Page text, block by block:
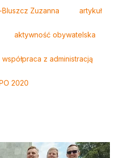
Zuzanna artykuł
aktywność obywatelska
współpraca z administracją
2020